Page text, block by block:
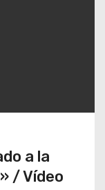
a la
/ Vídeo